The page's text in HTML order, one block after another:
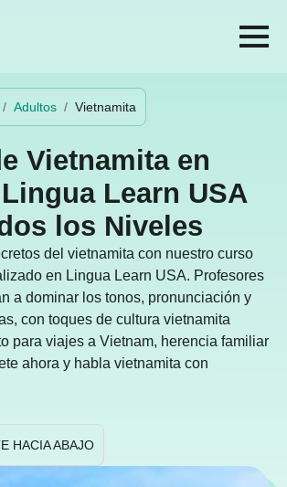
Adultos Vietnamita
Vietnamita en
Learn USA
los Niveles
del vietnamita con nuestro curso
en Lingua Learn USA. Profesores
a dominar los tonos, pronunciación y
con toques de cultura vietnamita
para viajes a Vietnam, herencia familiar
ahora y habla vietnamita con
HACIA ABAJO